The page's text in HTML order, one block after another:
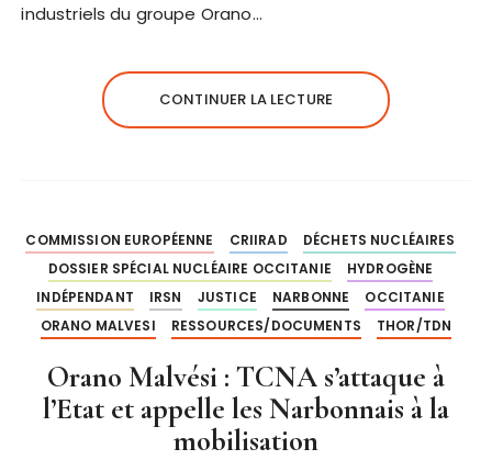
industriels du groupe Orano…
CONTINUER LA LECTURE
COMMISSION EUROPÉENNE CRIIRAD
DÉCHETS NUCLÉAIRES
DOSSIER SPÉCIAL NUCLÉAIRE OCCITANIE
HYDROGÈNE
INDÉPENDANT
IRSN JUSTICE NARBONNE
OCCITANIE
ORANO MALVESI
RESSOURCES/DOCUMENTS THOR/TDN
Orano Malvési : TCNA s’attaque à
l’Etat et appelle les Narbonnais à la
mobilisation